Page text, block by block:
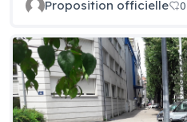
Proposition officielle 0